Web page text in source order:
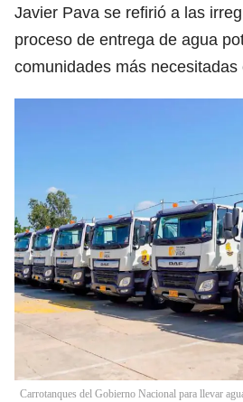
Javier Pava se refirió a las
proceso de entrega de agua
comunidades más necesitadas
Carrotanques del Gobierno Nacional para llevar